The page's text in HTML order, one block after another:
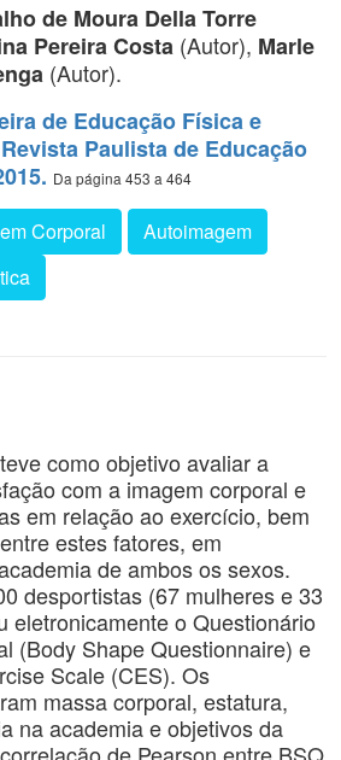
de Moura Della Torre
Pereira Costa (Autor), Marle
(Autor).
de Educação Física e
Paulista de Educação
Da página 453 a 464
Corporal
Autoimagem
como objetivo avaliar a
com a imagem corporal e
em relação ao exercício, bem
estes fatores, em
de ambos os sexos.
desportistas (67 mulheres e 33
eletronicamente o Questionário
(Body Shape Questionnaire) e
Scale (CES). Os
massa corporal, estatura,
na academia e objetivos da